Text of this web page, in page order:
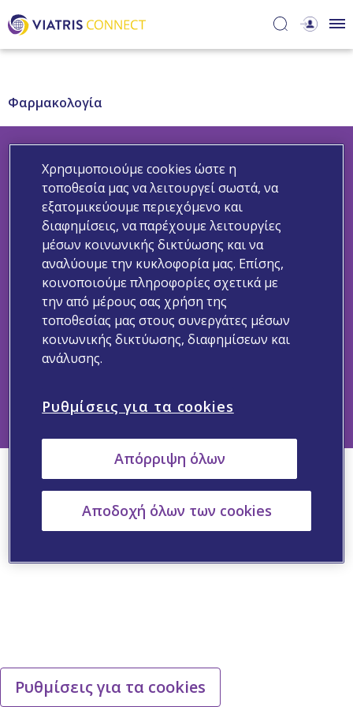
Φαρμακολογία
Ακολουθήστε μας
Επικοινωνήστε μαζί μας
Δήλωση Ιδιωτικότητας
Δήλωση για τα Cookies
Όροι Χρήσης
Αναφορά Ανεπιθύμητων Συμβάντων
Ιατρική Ενημέρωση
GR-NON-2025-00277-SEPT25
Ρυθμίσεις για τα cookies
Χρησιμοποιούμε cookies ώστε η
τοποθεσία μας να λειτουργεί σωστά, να
εξατομικεύουμε περιεχόμενο και
διαφημίσεις, να παρέχουμε λειτουργίες
μέσων κοινωνικής δικτύωσης και να
αναλύουμε την κυκλοφορία μας. Επίσης,
κοινοποιούμε πληροφορίες σχετικά με
την από μέρους σας χρήση της
τοποθεσίας μας στους συνεργάτες μέσων
κοινωνικής δικτύωσης, διαφημίσεων και
ανάλυσης.
Ρυθμίσεις για τα cookies
Απόρριψη όλων
Αποδοχή όλων των cookies